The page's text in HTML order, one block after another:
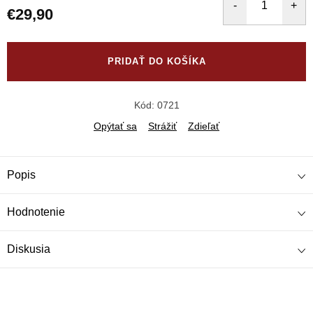
€29,90
PRIDAŤ DO KOŠÍKA
Kód: 0721
Opýtať sa
Strážiť Zdieľať
Popis
Hodnotenie
Diskusia